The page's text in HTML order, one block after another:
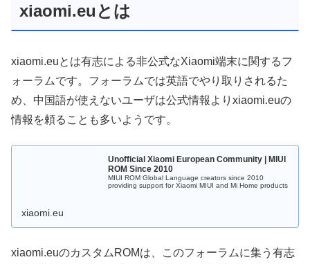
xiaomi.euとは
xiaomi.euとは有志による非公式なXiaomi端末に関するフ
ォーラムです。フォーラムでは英語でやり取りされるた
め、中国語が使えないユーザは公式情報よりxiaomi.euの
情報を頼ることも多いようです。
Unofficial Xiaomi European Community | MIUI
ROM Since 2010
MIUI ROM Global Language creators since 2010
providing support for Xiaomi MIUI and Mi Home products
xiaomi.eu
xiaomi.euのカスタムROMは、このフォーラムに集う有志